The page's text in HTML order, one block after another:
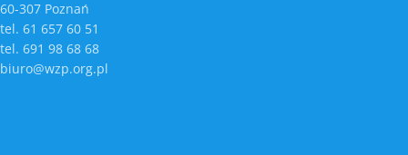
60-307 Poznań
tel. 61 657 60 51
tel. 691 98 68 68
biuro@wzp.org.pl